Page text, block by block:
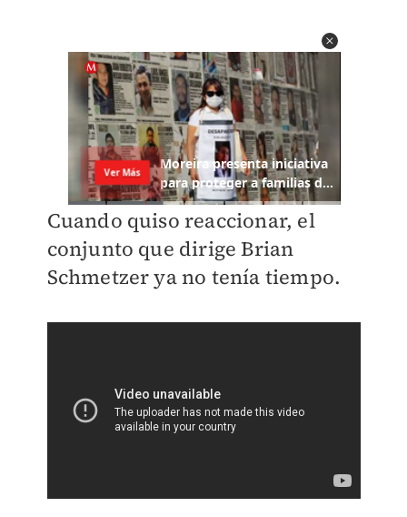
Cuando quiso reaccionar, el
conjunto que dirige Brian
Schmetzer ya no tenía tiempo.